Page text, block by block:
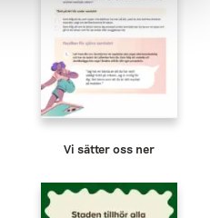
Vi sätter oss ner